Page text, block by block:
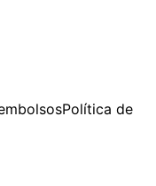
Política de